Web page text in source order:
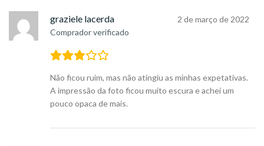
graziele lacerda
Comprador verificado
2 de março de 2022
Não ficou ruim, mas não atingiu as minhas expetativas.
A impressão da foto ficou muito escura e achei um
pouco opaca de mais.